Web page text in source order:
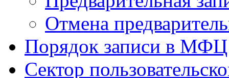
Отмена
Порядок записи в МФЦ
Сектор